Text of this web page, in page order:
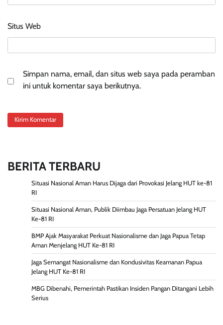
Situs Web
Simpan nama, email, dan situs web saya pada peramban
ini untuk komentar saya berikutnya.
BERITA TERBARU
Situasi Nasional Aman Harus Dijaga dari Provokasi Jelang HUT ke-81
RI
Situasi Nasional Aman, Publik Diimbau Jaga Persatuan Jelang HUT
Ke-81 RI
BMP Ajak Masyarakat Perkuat Nasionalisme dan Jaga Papua Tetap
Aman Menjelang HUT Ke-81 RI
Jaga Semangat Nasionalisme dan Kondusivitas Keamanan Papua
Jelang HUT Ke-81 RI
MBG Dibenahi, Pemerintah Pastikan Insiden Pangan Ditangani Lebih
Serius